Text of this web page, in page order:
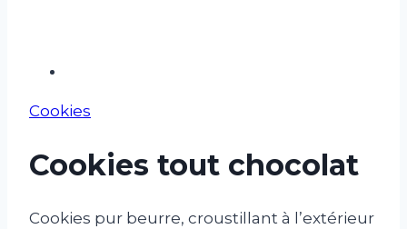
Cookies
Cookies tout chocolat
Cookies pur beurre, croustillant à l’extérieur